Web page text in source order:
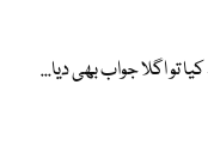
تو اگلا جواب بھی دیا...